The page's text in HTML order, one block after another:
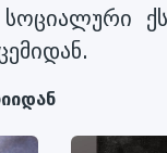
სოციალური